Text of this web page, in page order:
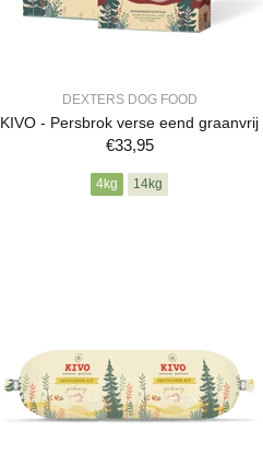
DEXTERS DOG FOOD
KIVO - Persbrok verse eend graanvrij
€33,95
4kg 14kg